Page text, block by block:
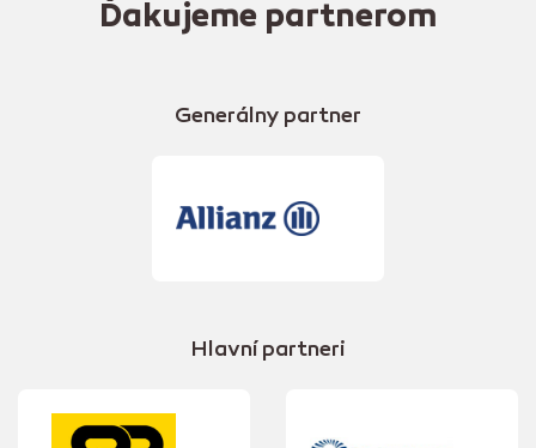
Ďakujeme partnerom
Generálny partner
Hlavní partneri